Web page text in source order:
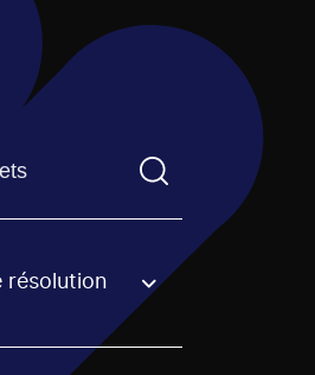
devez saisir un terme de
résolution